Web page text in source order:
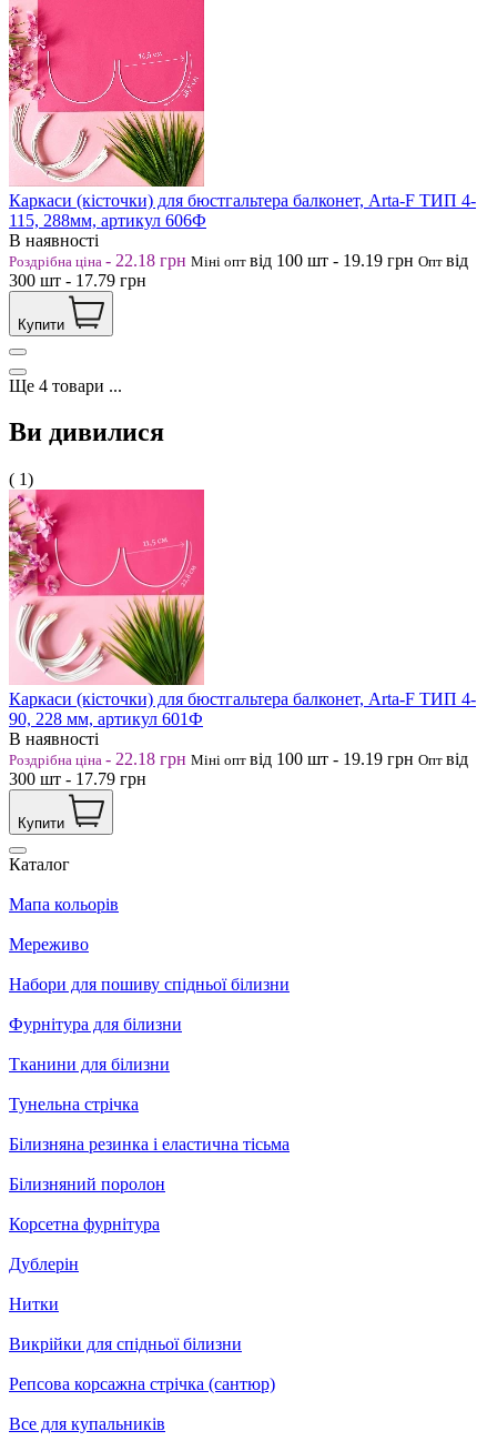
Каркаси (кісточки) для бюстгальтера балконет, Arta-F ТИП 4-
115, 288мм, артикул 606Ф
В наявності
Роздрібна ціна - 22.18 грн Міні опт від 100 шт - 19.19 грн Опт від
300 шт - 17.79 грн
Купити
Ще 4 товари ...
Ви дивилися
( 1)
Каркаси (кісточки) для бюстгальтера балконет, Arta-F ТИП 4-
90, 228 мм, артикул 601Ф
В наявності
Роздрібна ціна - 22.18 грн Міні опт від 100 шт - 19.19 грн Опт від
300 шт - 17.79 грн
Купити
Каталог
Мапа кольорів
Мереживо
Набори для пошиву спідньої білизни
Фурнітура для білизни
Тканини для білизни
Тунельна стрічка
Білизняна резинка і еластична тісьма
Білизняний поролон
Корсетна фурнітура
Дублерін
Нитки
Викрійки для спідньої білизни
Репсова корсажна стрічка (сантюр)
Все для купальників